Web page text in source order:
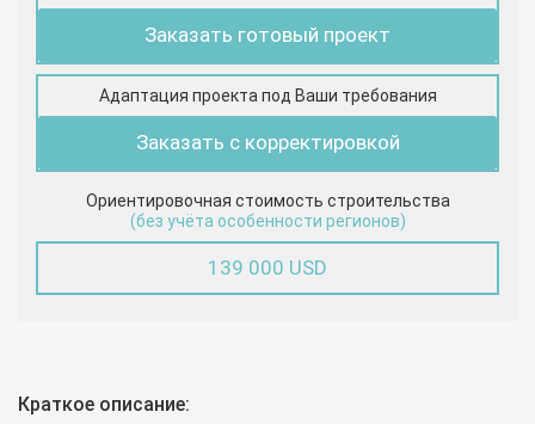
Заказать готовый проект
Адаптация проекта под Ваши требования
Заказать с корректировкой
Ориентировочная стоимость строительства
(без учёта особенности регионов)
139 000 USD
Краткое описание: